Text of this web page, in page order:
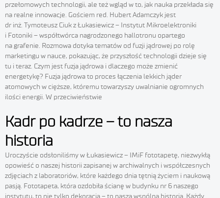
przełomowych technologii, ale też wgląd w to, jak nauka przekłada się
na realne innowacje. Gościem red. Hubert Adamczyk jest
dr inż. Tymoteusz Ciuk z Łukasiewicz – Instytut Mikroelektroniki
i Fotoniki – współtwórca nagrodzonego hallotronu opartego
na grafenie. Rozmowa dotyka tematów od fuzji jądrowej po rolę
marketingu w nauce, pokazując, że przyszłość technologii dzieje się
tu i teraz. Czym jest fuzja jądrowa i dlaczego może zmienić
energetykę? Fuzja jądrowa to proces łączenia lekkich jąder
atomowych w cięższe, któremu towarzyszy uwalnianie ogromnych
ilości energii. W przeciwieństwie
Kadr po kadrze – to nasza
historia
Uroczyście odsłoniliśmy w Łukasiewicz – IMiF fototapetę, niezwykłą
opowieść o naszej historii zapisanej w archiwalnych i współczesnych
zdjęciach z laboratoriów, które każdego dnia tętnią życiem i naukową
pasją. Fototapeta, która ozdobiła ścianę w budynku nr 6 naszego
instytutu, to nie tylko dekoracja – to nasza wspólna historia. Każdy